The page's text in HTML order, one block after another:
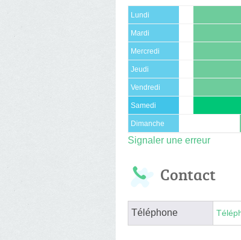
Lundi
Mardi
Mercredi
Jeudi
Vendredi
Samedi
Dimanche
Signaler une erreur
Contact
Téléphone